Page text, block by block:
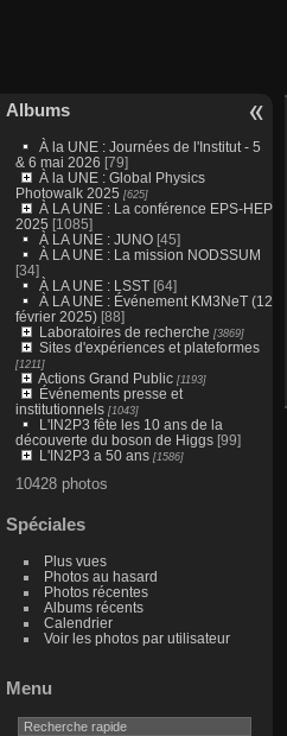
Albums
À la UNE : Journées de l'Institut - 5
& 6 mai 2026 [79]
À la UNE : Global Physics
Photowalk 2025 [625]
À LA UNE : La conférence EPS-HEP
2025 [1085]
À LA UNE : JUNO [45]
À LA UNE : La mission NODSSUM
[34]
À LA UNE : LSST[64]
À LA UNE : Événement KM3NeT (12
février 2025)[88]
Laboratoires de recherche [3869]
Sites d'expériences et plateformes
[1211]
Actions Grand Public[1193]
Événements presse et
institutionnels[1043]
L'IN2P3 fête les 10 ans de la
découverte du boson de Higgs[99]
L'IN2P3 a 50 ans[1586]
10428 photos
Spéciales
Plus vues
Photos au hasard
Photos récentes
Albums récents
Calendrier
Voir les photos par utilisateur
Menu